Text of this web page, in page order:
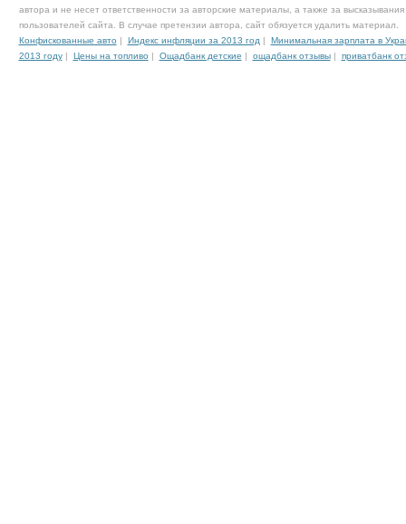
автора и не несет ответственности за авторские материалы, а также за высказывания
пользователей сайта. В случае претензии автора, сайт обязуется удалить материал.
Конфискованные авто | Индекс инфляции за 2013 год | Минимальная зарплата в
2013 году| Цены на топливо | Ощадбанк детские | ощадбанк отзывы| приватбанк